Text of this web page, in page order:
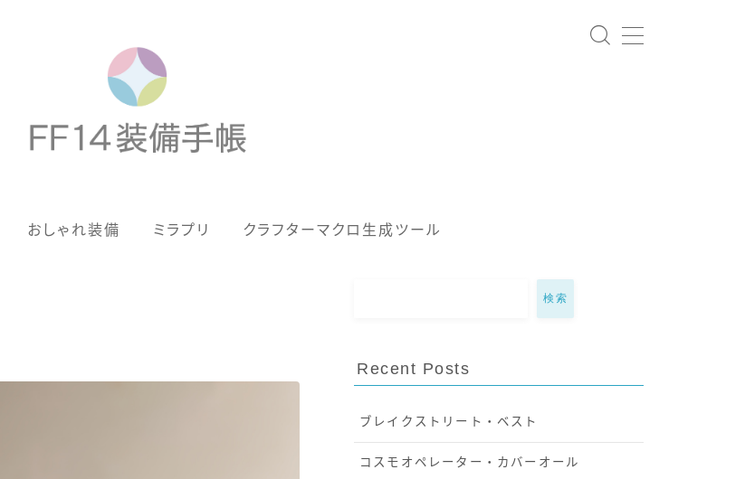
おしゃれ装備 ミラプリ クラフターマクロ生成ツール
男女別デザイン
検索
Recent Posts
ブレイクストリート・ベスト
コスモオペレーター・カバーオール